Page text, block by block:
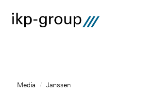
Media / Janssen